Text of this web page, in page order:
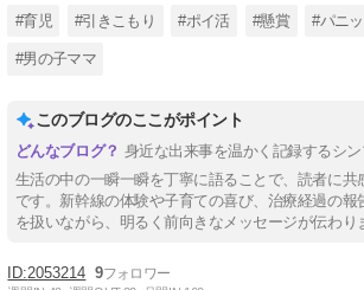
#育児 #引きこもり #ポイ活 #懸賞 #パニ
#男の子ママ
このブログのここがポイント
身近な出来事を温かく記録するシ
生活の中の一瞬一瞬を丁寧に語ることで、読者に共
です。新幹線の体験や子育ての喜び、治療経過の報
を扱いながら、明るく前向きなメッセージが伝わり
2053214 9